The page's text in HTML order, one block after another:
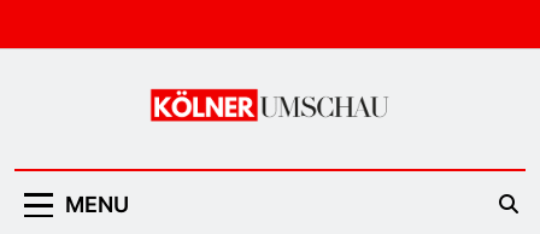
to
Kölner Umschau
MENU